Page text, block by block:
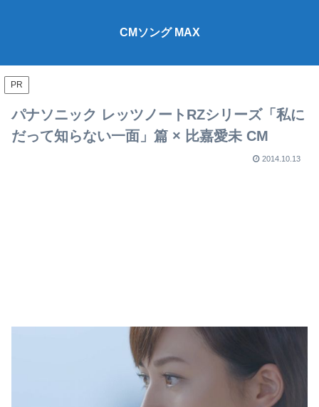
CMソング MAX
PR
パナソニック レッツノートRZシリーズ「私に
だって知らない一面」篇 × 比嘉愛未 CM
2014.10.13